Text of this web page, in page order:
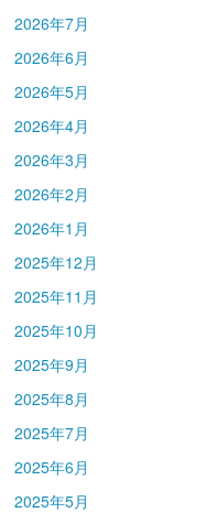
2026年7月
2026年6月
2026年5月
2026年4月
2026年3月
2026年2月
2026年1月
2025年12月
2025年11月
2025年10月
2025年9月
2025年8月
2025年7月
2025年6月
2025年5月